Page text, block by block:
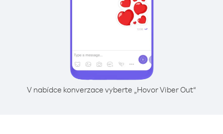
V nabídce konverzace vyberte „Hovor Viber Out“